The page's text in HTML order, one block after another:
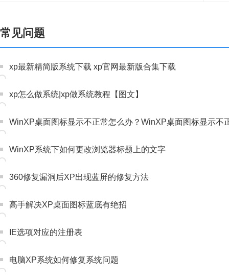
常见问题
xp最新精简版系统下载 xp官网最新版合集下载
xp怎么做系统|xp做系统教程【图文】
WinXP桌面图标显示不正常怎么办？WinXP桌面图标显示不
WinXP系统下如何更改浏览器标题上的文字
360修复漏洞后XP出现蓝屏的修复方法
高手解决XP桌面图标蓝底有绝招
IE选项对应的注册表
电脑XP系统如何修复系统问题